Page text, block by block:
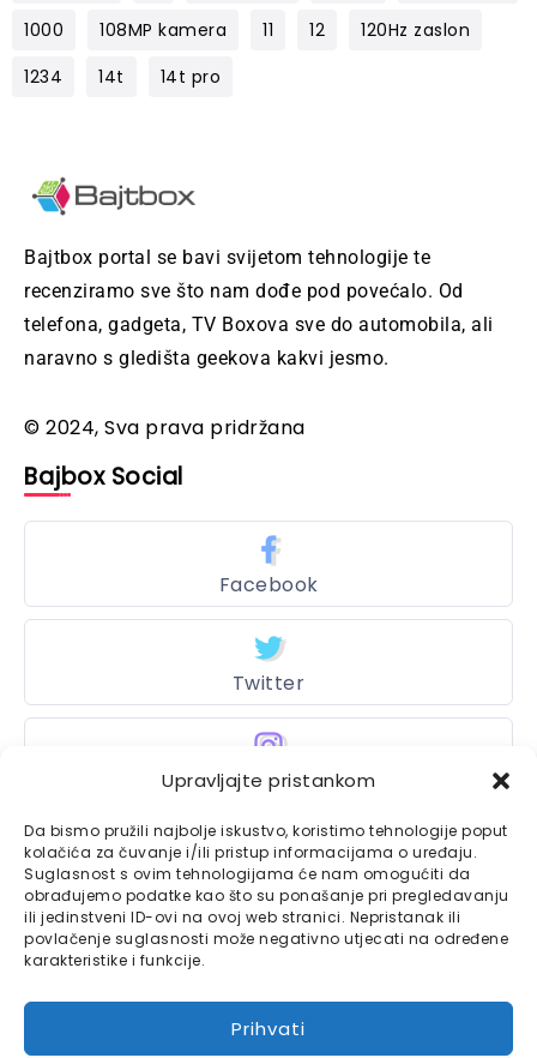
Upravljajte pristankom
Da bismo pružili najbolje iskustvo, koristimo tehnologije poput
kolačića za čuvanje i/ili pristup informacijama o uređaju.
Suglasnost s ovim tehnologijama će nam omogućiti da
obrađujemo podatke kao što su ponašanje pri pregledavanju
ili jedinstveni ID-ovi na ovoj web stranici. Nepristanak ili
povlačenje suglasnosti može negativno utjecati na određene
karakteristike i funkcije.
Prihvati
1000
108MP kamera 11 12
120Hz zaslon
1234
14t 14t pro
Bajtbox portal se bavi svijetom tehnologije te
recenziramo sve što nam dođe pod povećalo. Od
telefona, gadgeta, TV Boxova sve do automobila, ali
naravno s gledišta geekova kakvi jesmo.
© 2024, Sva prava pridržana
Bajbox Social
Facebook
Twitter
Instagram
Bajtbox
Linkovi
Kontaktirajte nas
Impressum
Bajtbox koristi
usluge.